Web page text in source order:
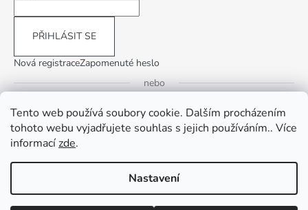
Tento web používá soubory cookie. Dalším procházením
tohoto webu vyjadřujete souhlas s jejich používáním.. Více
informacízde.
Nastavení
PŘIHLÁSIT SE
Nová registraceZapomenuté heslo
nebo
Přihlásit se přes Google